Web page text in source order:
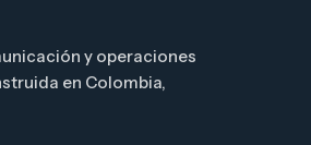
y operaciones
en Colombia,